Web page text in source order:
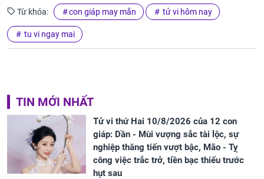
Từ khóa: con giáp may mắn tử vi hôm nay
tu vi ngay mai
TIN MỚI NHẤT
Tử vi thứ Hai 10/8/2026 của 12 con
giáp: Dần - Mùi vượng sắc tài lộc, sự
nghiệp thăng tiến vượt bậc, Mão - Tỵ
công việc trắc trở, tiền bạc thiếu trước
hụt sau